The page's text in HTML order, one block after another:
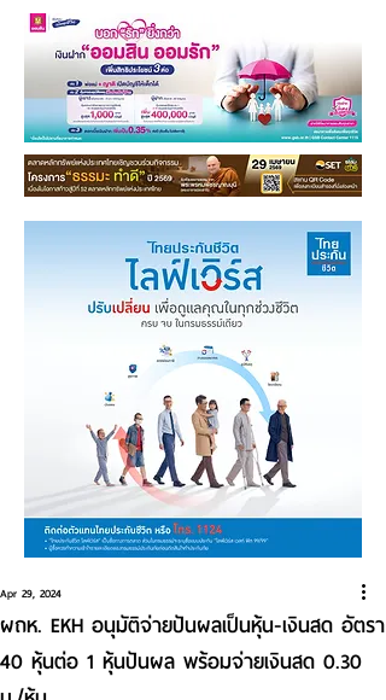
ผถห. EKH อนุมัติจ่ายปันผลเป็นหุ้น-เงินสด อัตรา
40 หุ้นต่อ 1 หุ้นปันผล พร้อมจ่ายเงินสด 0.30
Apr 29, 2024